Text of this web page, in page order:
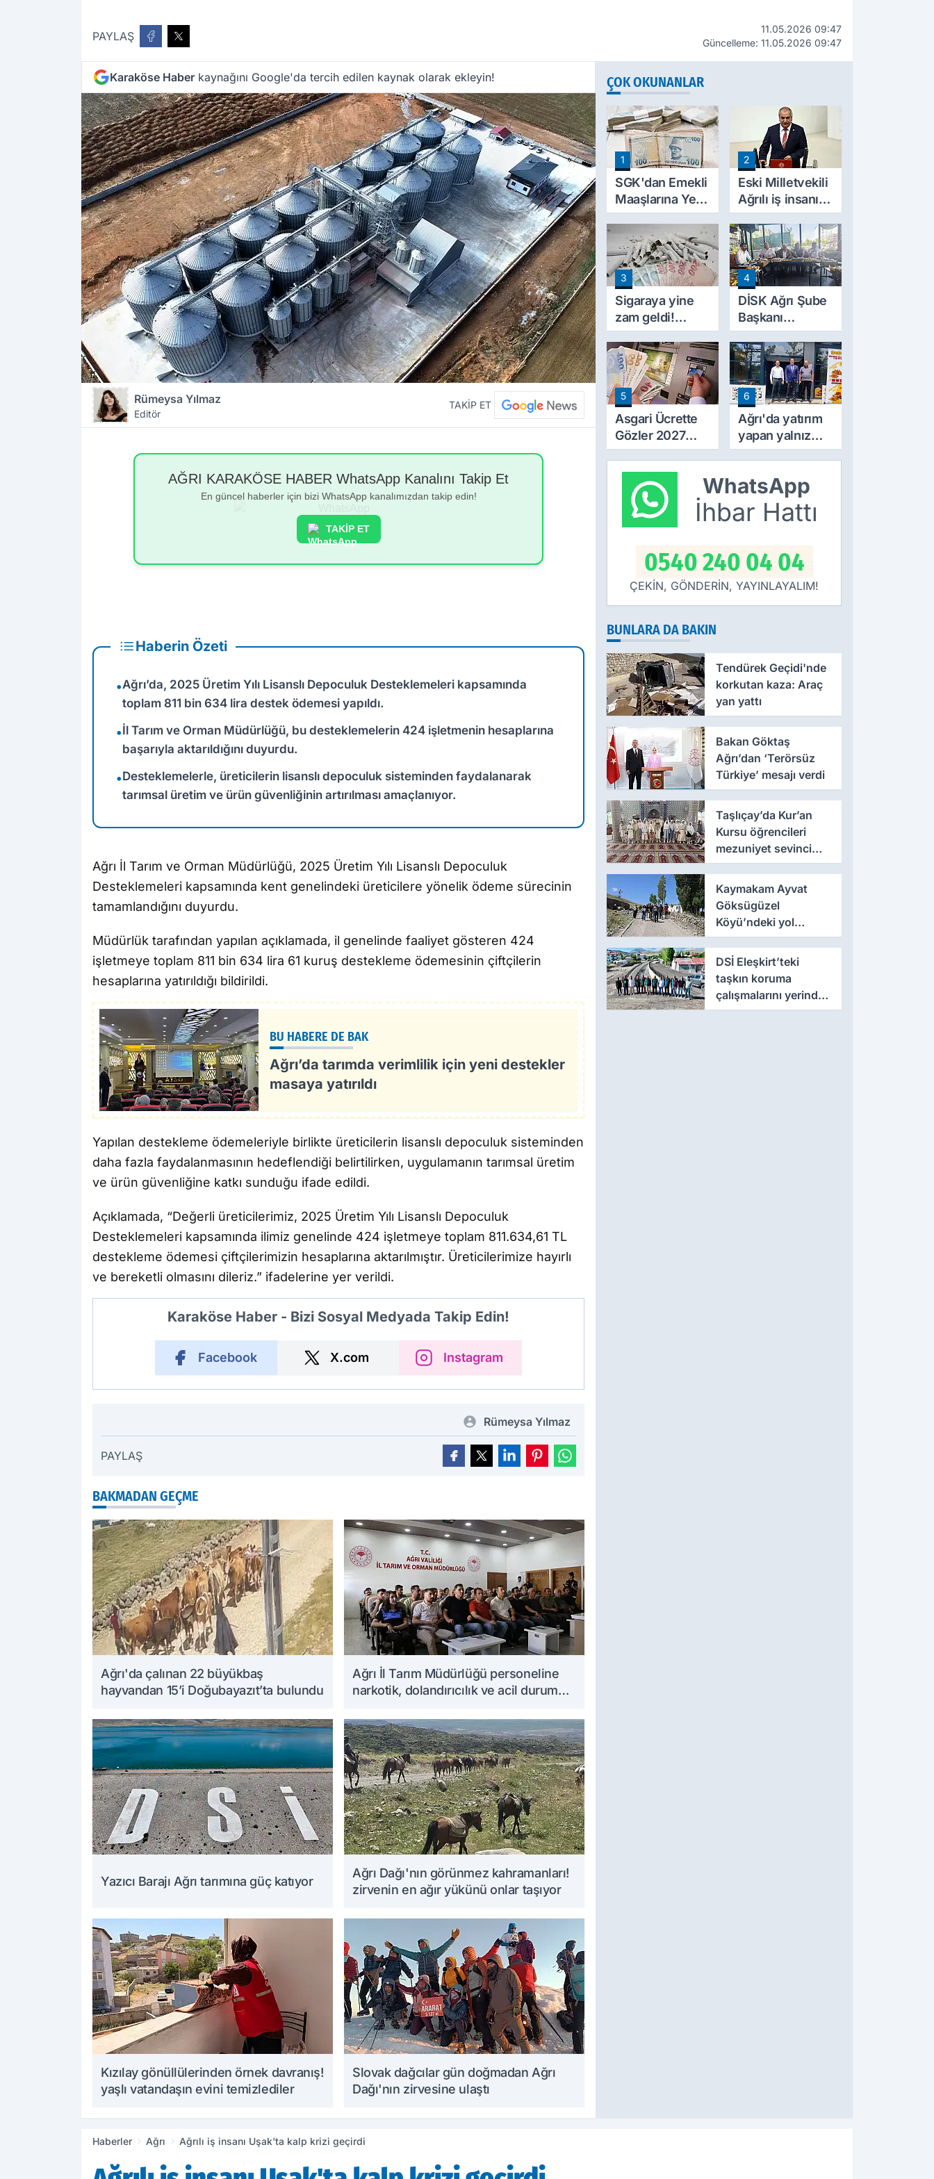
PAYLAŞ
11.05.2026 09:47
Güncelleme: 11.05.2026 09:47
Karaköse Haber kaynağını Google'da tercih edilen kaynak olarak ekleyin!
Rümeysa Yılmaz
Editör
TAKİP ET
AĞRI KARAKÖSE HABER WhatsApp Kanalını Takip Et
En güncel haberler için bizi WhatsApp kanalımızdan takip edin!
TAKİP ET
Haberin Özeti
•Ağrı’da, 2025 Üretim Yılı Lisanslı Depoculuk Desteklemeleri kapsamında
toplam 811 bin 634 lira destek ödemesi yapıldı.
•İl Tarım ve Orman Müdürlüğü, bu desteklemelerin 424 işletmenin hesaplarına
başarıyla aktarıldığını duyurdu.
•Desteklemelerle, üreticilerin lisanslı depoculuk sisteminden faydalanarak
tarımsal üretim ve ürün güvenliğinin artırılması amaçlanıyor.
Ağrı İl Tarım ve Orman Müdürlüğü, 2025 Üretim Yılı Lisanslı Depoculuk
Desteklemeleri kapsamında kent genelindeki üreticilere yönelik ödeme sürecinin
tamamlandığını duyurdu.
Müdürlük tarafından yapılan açıklamada, il genelinde faaliyet gösteren 424
işletmeye toplam 811 bin 634 lira 61 kuruş destekleme ödemesinin çiftçilerin
hesaplarına yatırıldığı bildirildi.
BU HABERE DE BAK
Ağrı’da tarımda verimlilik için yeni destekler
masaya yatırıldı
Yapılan destekleme ödemeleriyle birlikte üreticilerin lisanslı depoculuk sisteminden
daha fazla faydalanmasının hedeflendiği belirtilirken, uygulamanın tarımsal üretim
ve ürün güvenliğine katkı sunduğu ifade edildi.
Açıklamada, “Değerli üreticilerimiz, 2025 Üretim Yılı Lisanslı Depoculuk
Desteklemeleri kapsamında ilimiz genelinde 424 işletmeye toplam 811.634,61 TL
destekleme ödemesi çiftçilerimizin hesaplarına aktarılmıştır. Üreticilerimize hayırlı
ve bereketli olmasını dileriz.” ifadelerine yer verildi.
Karaköse Haber - Bizi Sosyal Medyada Takip Edin!
Facebook X.com Instagram
Rümeysa Yılmaz
PAYLAŞ
BAKMADAN GEÇME
Ağrı'da çalınan 22 büyükbaş
hayvandan 15’i Doğubayazıt’ta bulundu
Ağrı İl Tarım Müdürlüğü personeline
narkotik, dolandırıcılık ve acil durum
Yazıcı Barajı Ağrı tarımına güç katıyor
Ağrı Dağı'nın görünmez kahramanları!
zirvenin en ağır yükünü onlar taşıyor
Kızılay gönüllülerinden örnek davranış!
yaşlı vatandaşın evini temizlediler
Slovak dağcılar gün doğmadan Ağrı
Dağı'nın zirvesine ulaştı
ÇOK OKUNANLAR
1
SGK'dan Emekli
Maaşlarına Yeni
Kesinti
Düzenlemesi!
Prim Borçları
Aylıklardan
Tahsil Edilecek
2
Eski Milletvekili
Ağrılı iş insanı
hayatını kaybetti
3
Sigaraya yine
zam geldi!
Fiyatlar 10 TL
arttı
4
DİSK Ağrı Şube
Başkanı
Erincik'ten Ağrı
Belediyesi'ne
sert tepki!
5
Asgari Ücrette
Gözler 2027
Zammında! İlk
Zamlı Maaşın
Ödeneceği
Tarih Netleşti
6
Ağrı'da yatırım
yapan yalnız
bırakılmıyor!
Şimşek'ten
ziyaret
WhatsApp
İhbar Hattı
0540 240 04 04
ÇEKİN, GÖNDERİN, YAYINLAYALIM!
BUNLARA DA BAKIN
Tendürek Geçidi'nde
korkutan kaza: Araç
yan yattı
Bakan Göktaş
Ağrı’dan ‘Terörsüz
Türkiye’ mesajı verdi
Taşlıçay’da Kur’an
Kursu öğrencileri
mezuniyet sevinci
yaşadı
Kaymakam Ayvat
Göksügüzel
Köyü’ndeki yol
çalışmalarını yerinde
inceledi
DSİ Eleşkirt’teki
taşkın koruma
çalışmalarını yerinde
inceledi
Haberler Ağrı Ağrılı iş insanı Uşak'ta kalp krizi geçirdi